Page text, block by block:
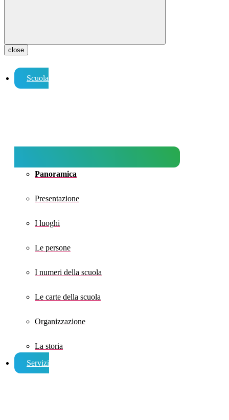
close
Scuola
Panoramica
Presentazione
I luoghi
Le persone
I numeri della scuola
Le carte della scuola
Organizzazione
La storia
Servizi